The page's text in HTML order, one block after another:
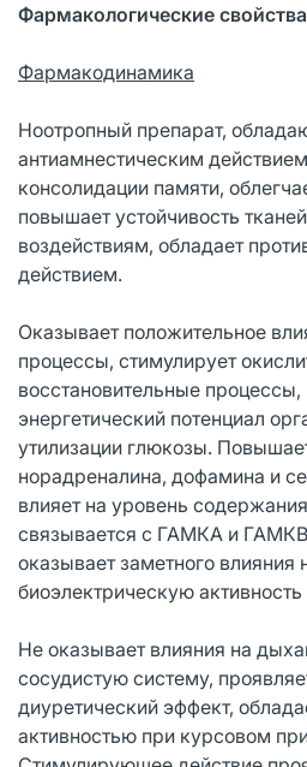
Фармакологические
Фармакодинамика
Ноотропный препарат,
антиамнестическим
консолидации памяти,
повышает устойчивость
воздействиям, обладает
действием.
Оказывает положительное
процессы, стимулирует
восстановительные
энергетический потенциал
утилизации глюкозы.
норадреналина, дофамина и
влияет на уровень
связывается с ГАМКА и
оказывает заметного влияния
биоэлектрическую активность
Не оказывает влияния на
сосудистую систему,
диуретический эффект,
активностью при курсовом